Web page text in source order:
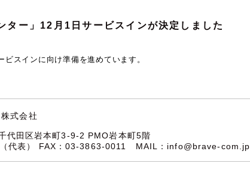
ター」12月1日サービスインが決定しました
スインに向け準備を進めています。
式会社
代田区岩本町3-9-2 PMO岩本町5階
代表） FAX：03-3863-0011 MAIL： info@brave-com.jp